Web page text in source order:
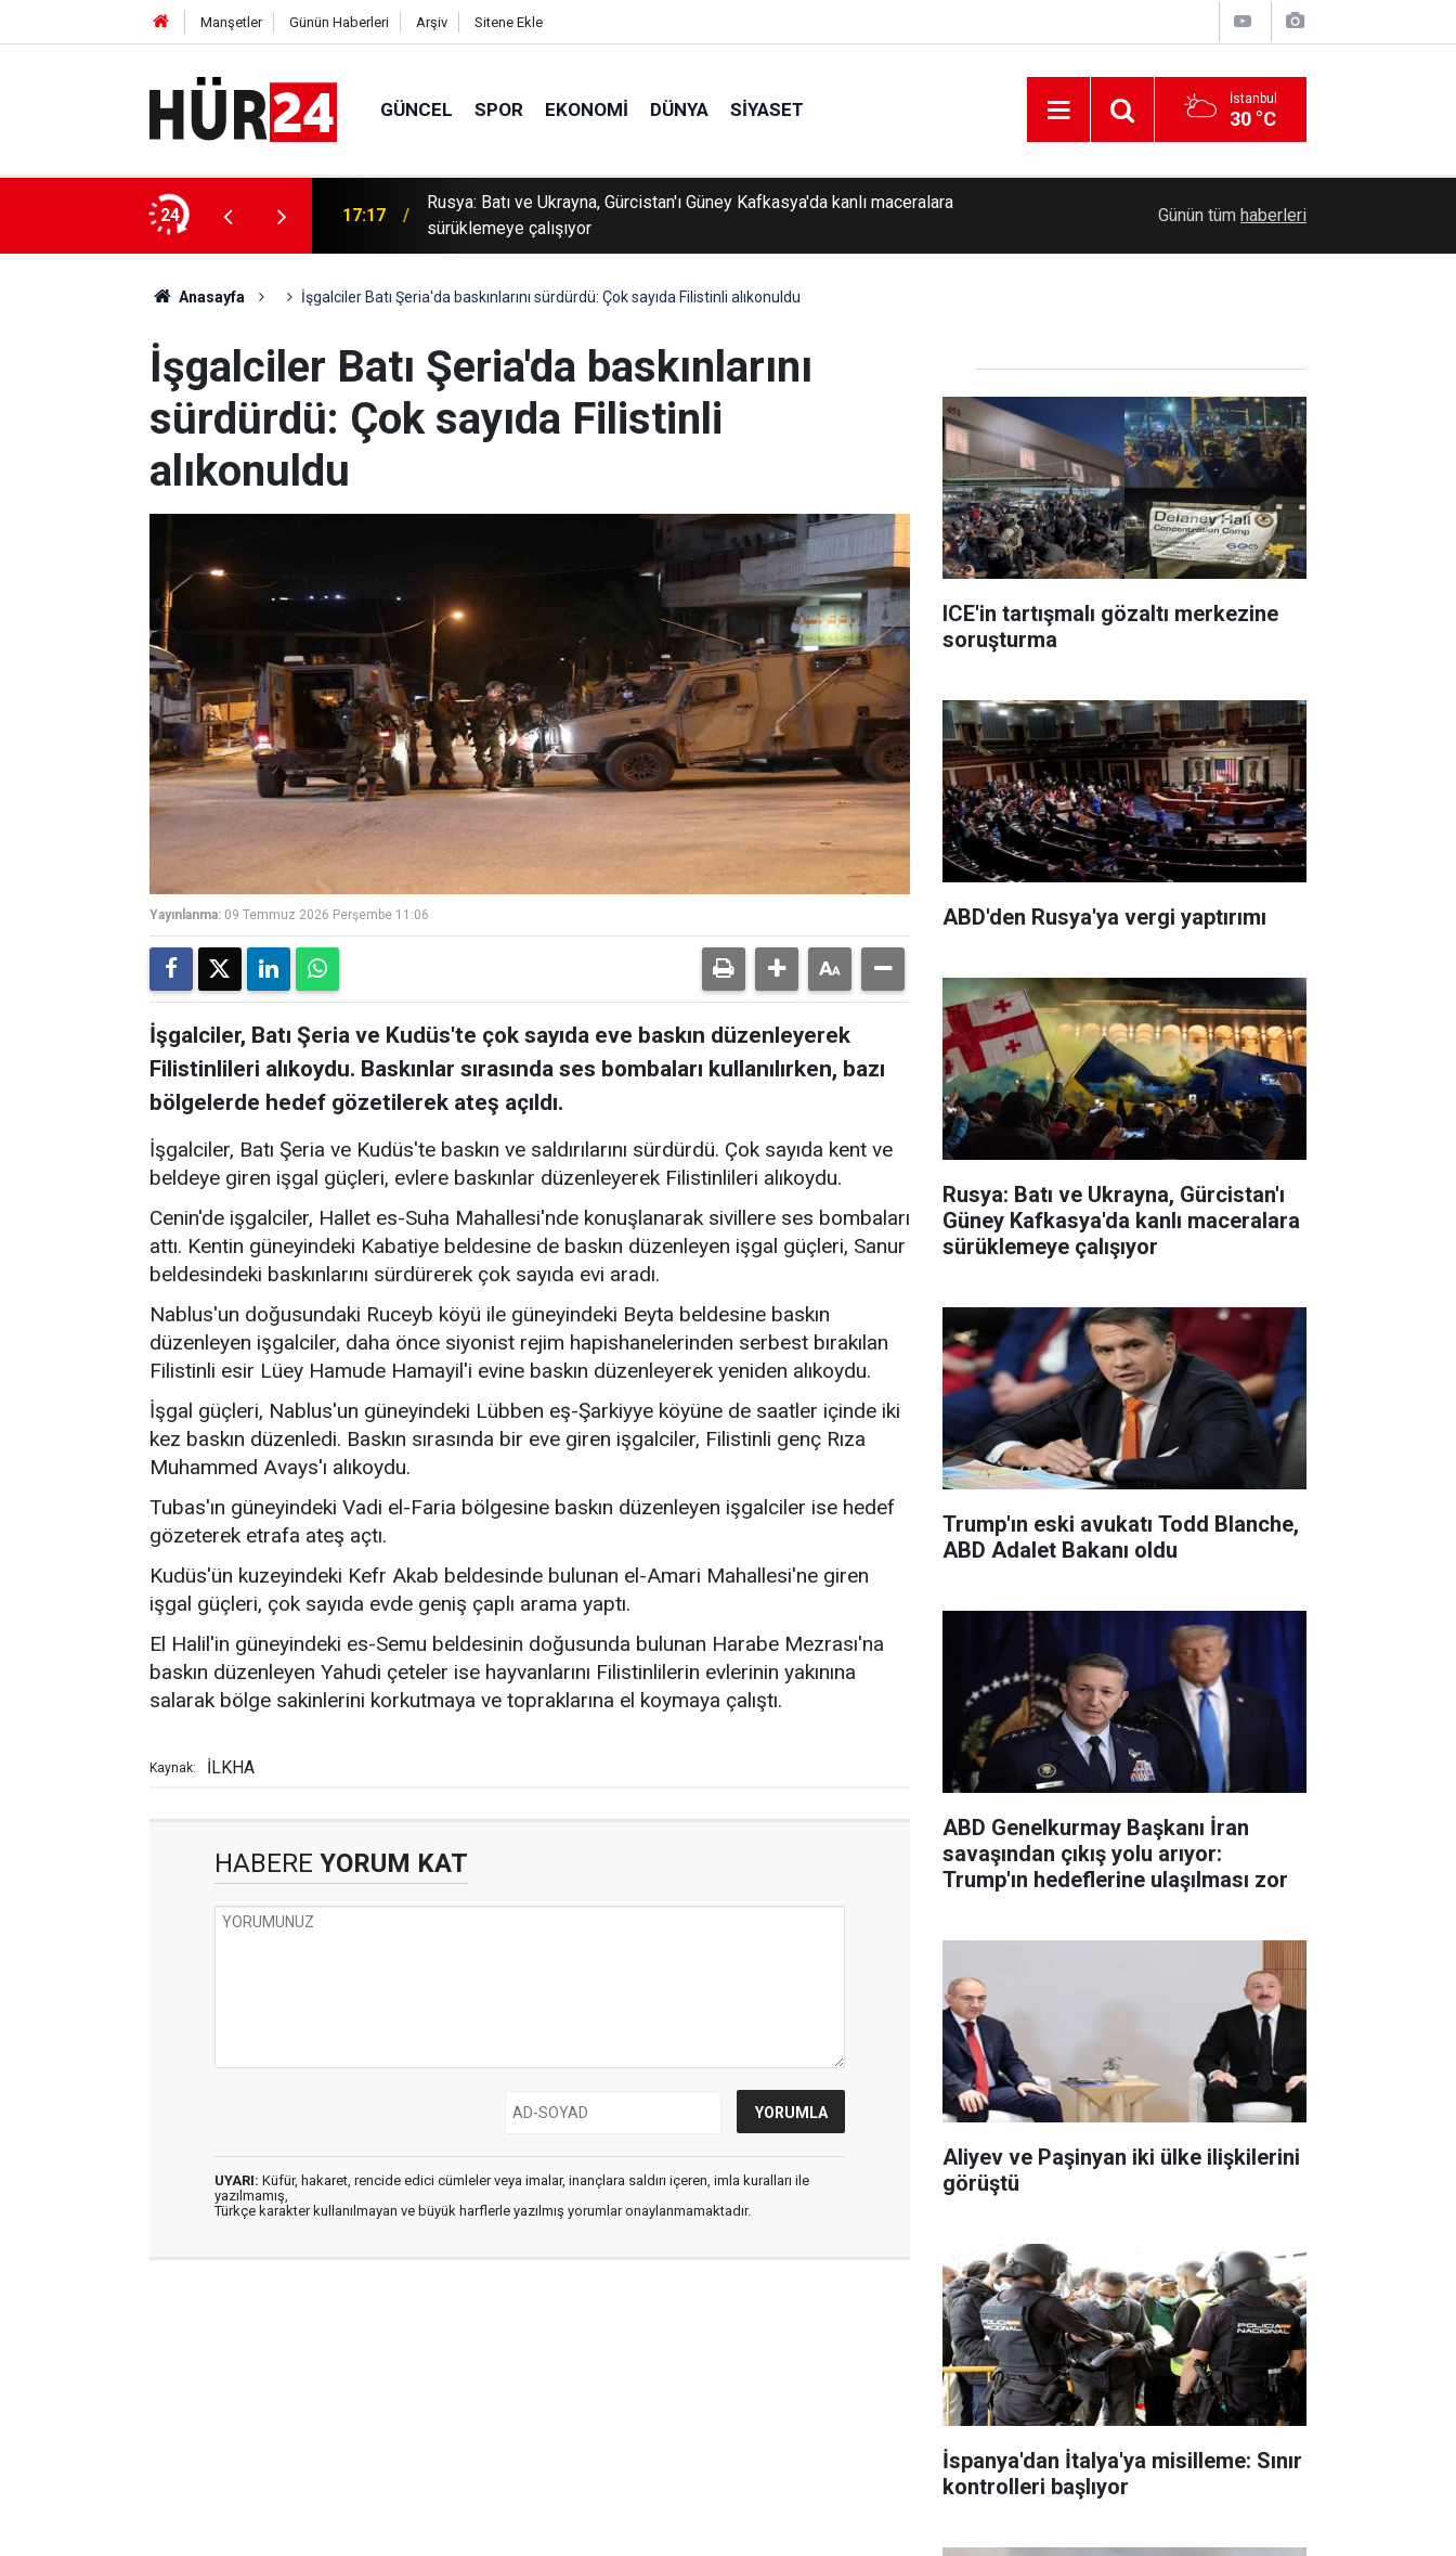
Manşetler Günün Haberleri Arşiv Sitene Ekle
GÜNCEL SPOR EKONOMI DÜNYA SIYASET İstanbul
30 °C
24
kontrol altına alındı 17:17
Rusya: Batı ve Ukrayna, Gürcistan'ı Güney Kafkasya'da kanlı maceralara
sürüklemeye çalışıyor
İstanbul’un bir ilçesinde denize giriş yasaklandı
Günün tüm haberleri
Anasayfa İşgalciler Batı Şeria'da baskınlarını sürdürdü: Çok sayıda Filistinli alıkonuldu
İşgalciler Batı Şeria'da baskınlarını
sürdürdü: Çok sayıda Filistinli
alıkonuldu
Yayınlanma: 09 Temmuz 2026 Perşembe 11:06
İşgalciler, Batı Şeria ve Kudüs'te çok sayıda eve baskın düzenleyerek
Filistinlileri alıkoydu. Baskınlar sırasında ses bombaları kullanılırken, bazı
bölgelerde hedef gözetilerek ateş açıldı.
İşgalciler, Batı Şeria ve Kudüs'te baskın ve saldırılarını sürdürdü. Çok sayıda kent ve
beldeye giren işgal güçleri, evlere baskınlar düzenleyerek Filistinlileri alıkoydu.
Cenin'de işgalciler, Hallet es-Suha Mahallesi'nde konuşlanarak sivillere ses bombaları
attı. Kentin güneyindeki Kabatiye beldesine de baskın düzenleyen işgal güçleri, Sanur
beldesindeki baskınlarını sürdürerek çok sayıda evi aradı.
Nablus'un doğusundaki Ruceyb köyü ile güneyindeki Beyta beldesine baskın
düzenleyen işgalciler, daha önce siyonist rejim hapishanelerinden serbest bırakılan
Filistinli esir Lüey Hamude Hamayil'i evine baskın düzenleyerek yeniden alıkoydu.
İşgal güçleri, Nablus'un güneyindeki Lübben eş-Şarkiyye köyüne de saatler içinde iki
kez baskın düzenledi. Baskın sırasında bir eve giren işgalciler, Filistinli genç Rıza
Muhammed Avays'ı alıkoydu.
Tubas'ın güneyindeki Vadi el-Faria bölgesine baskın düzenleyen işgalciler ise hedef
gözeterek etrafa ateş açtı.
Kudüs'ün kuzeyindeki Kefr Akab beldesinde bulunan el-Amari Mahallesi'ne giren
işgal güçleri, çok sayıda evde geniş çaplı arama yaptı.
El Halil'in güneyindeki es-Semu beldesinin doğusunda bulunan Harabe Mezrası'na
baskın düzenleyen Yahudi çeteler ise hayvanlarını Filistinlilerin evlerinin yakınına
salarak bölge sakinlerini korkutmaya ve topraklarına el koymaya çalıştı.
Kaynak: İLKHA
HABERE YORUM KAT
UYARI: Küfür, hakaret, rencide edici cümleler veya imalar, inançlara saldırı içeren, imla kuralları ile
yazılmamış,
Türkçe karakter kullanılmayan ve büyük harflerle yazılmış yorumlar onaylanmamaktadır.
ICE'in tartışmalı gözaltı merkezine
soruşturma
ABD'den Rusya'ya vergi yaptırımı
Rusya: Batı ve Ukrayna, Gürcistan'ı
Güney Kafkasya'da kanlı maceralara
sürüklemeye çalışıyor
Trump'ın eski avukatı Todd Blanche,
ABD Adalet Bakanı oldu
ABD Genelkurmay Başkanı İran
savaşından çıkış yolu arıyor:
Trump'ın hedeflerine ulaşılması zor
Aliyev ve Paşinyan iki ülke ilişkilerini
görüştü
İspanya'dan İtalya'ya misilleme: Sınır
kontrolleri başlıyor